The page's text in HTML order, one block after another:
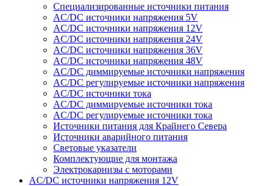
Специализированные источники питания
AC/DC источники напряжения 5V
AC/DC источники напряжения 12V
AC/DC источники напряжения 24V
AC/DC источники напряжения 36V
AC/DC источники напряжения 48V
AC/DC диммируемые источники напряжения
AC/DC регулируемые источники напряжения
AC/DC источники тока
AC/DC диммируемые источники тока
AC/DC регулируемые источники тока
Источники питания для Крайнего Севера
Источники аварийного питания
Световые указатели
Комплектующие для монтажа
Электрокарнизы с моторами
AC/DC источники напряжения 12V